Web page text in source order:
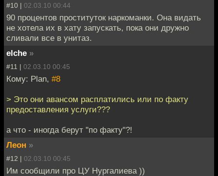
#10 | 02.03.10 00:44
90 процентов проституток наркоманки. Она видать
не хотела их в хату запускать, пока они дружно
сливали все в унитаз.
elche »
#11 | 02.03.10 00:45
Кому: Plan, #8
> Это они авансом расплатились или по факту
предоставления услуги???
а что - иногда берут "по факту"?!
Леон »
#12 | 02.03.10 00:45
Им сообщили про ЦУ Нургалиева ))